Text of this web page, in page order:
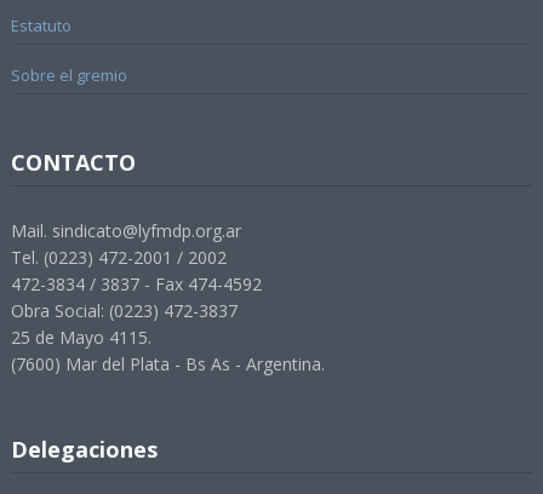
Estatuto
Sobre el gremio
CONTACTO
Mail. sindicato@lyfmdp.org.ar
Tel. (0223) 472-2001 / 2002
472-3834 / 3837 - Fax 474-4592
Obra Social: (0223) 472-3837
25 de Mayo 4115.
(7600) Mar del Plata - Bs As - Argentina.
Delegaciones